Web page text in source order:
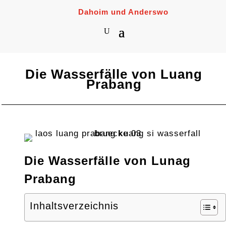
Dahoim und Anderswo
Die Wasserfälle von Luang
Prabang
Die Wasserfälle von Lunag
Prabang
Inhaltsverzeichnis